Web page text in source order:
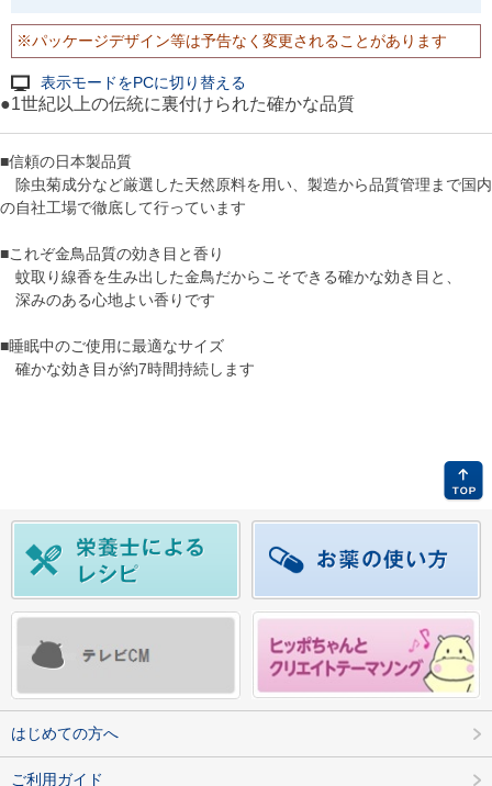
※パッケージデザイン等は予告なく変更されることがあります
表示モードをPCに切り替える
●1世紀以上の伝統に裏付けられた確かな品質
■信頼の日本製品質
除虫菊成分など厳選した天然原料を用い、製造から品質管理まで国内
の自社工場で徹底して行っています
■これぞ金鳥品質の効き目と香り
蚊取り線香を生み出した金鳥だからこそできる確かな効き目と、
深みのある心地よい香りです
■睡眠中のご使用に最適なサイズ
確かな効き目が約7時間持続します
はじめての方へ
ご利用ガイド